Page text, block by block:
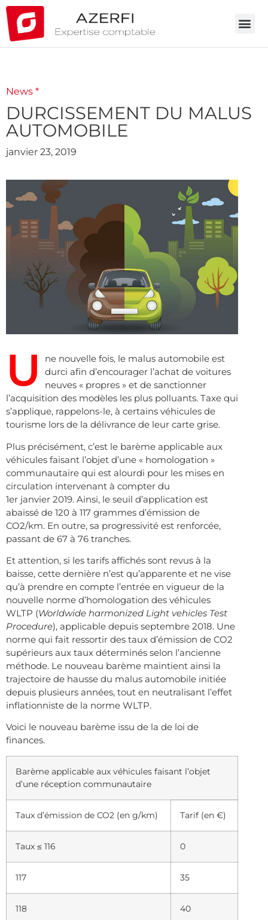
News *
DURCISSEMENT DU MALUS
AUTOMOBILE
janvier 23, 2019
U
ne nouvelle fois, le malus automobile est
durci afin d’encourager l’achat de voitures
neuves « propres » et de sanctionner
l’acquisition des modèles les plus polluants. Taxe qui
s’applique, rappelons-le, à certains véhicules de
tourisme lors de la délivrance de leur carte grise.
Plus précisément, c’est le barème applicable aux
véhicules faisant l’objet d’une « homologation »
communautaire qui est alourdi pour les mises en
circulation intervenant à compter du
1er janvier 2019. Ainsi, le seuil d’application est
abaissé de 120 à 117 grammes d’émission de
CO2/km. En outre, sa progressivité est renforcée,
passant de 67 à 76 tranches.
Et attention, si les tarifs affichés sont revus à la
baisse, cette dernière n’est qu’apparente et ne vise
qu’à prendre en compte l’entrée en vigueur de la
nouvelle norme d’homologation des véhicules
WLTP (Worldwide harmonized Light vehicles Test
Procedure), applicable depuis septembre 2018. Une
norme qui fait ressortir des taux d’émission de CO2
supérieurs aux taux déterminés selon l’ancienne
méthode. Le nouveau barème maintient ainsi la
trajectoire de hausse du malus automobile initiée
depuis plusieurs années, tout en neutralisant l’effet
inflationniste de la norme WLTP.
Voici le nouveau barème issu de la de loi de
finances.
Barème applicable aux véhicules faisant l’objet
d’une réception communautaire
Taux d’émission de CO2 (en g/km) Tarif (en €)
Taux ≤ 116 0
117 35
118 40